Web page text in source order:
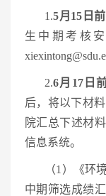
1.5月 15 日前
生中期考核
2.6月 17日
后，将以下材
院汇总下述材
信息系统。
（1）《环
中期筛选成绩